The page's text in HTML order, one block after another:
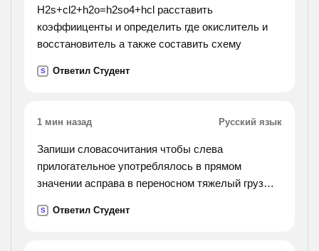
словосочетания. укажи род. какого рода
прилагательные ты употребил? почему? ср. р
прозрачное солнце. №360.подбери к
смыслу существительные и напиши
определить род).
H2s+cl2+h2o=h2so4+hcl расставить
коэффииценты и определить где окислитель и
восстановитель а также составить схему
S Ответил Студент
1 мин назад Русский язык
Запиши словасочитания чтобы слева
прилогательное употреблялось в прямом
значении асправа в переносном тяжелый груз
нарядный ясный сочный 2 . к данным глаголам
S Ответил Студент